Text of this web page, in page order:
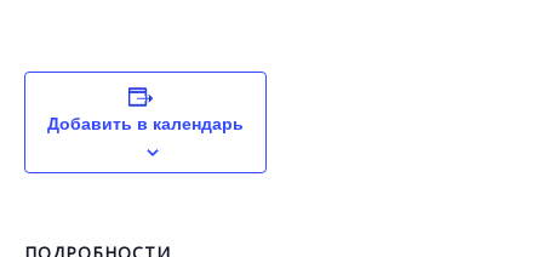
Добавить в календарь